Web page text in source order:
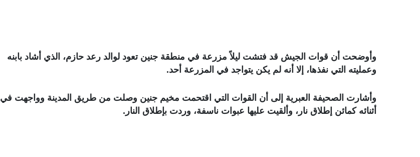
وأوضحت أن قوات الجيش قد فتشت ليلاً مزرعة في منطقة جنين تعود لوالد رعد حازم، الذي أشاد بابنه
وعمليته التي نفذها، إلا أنه لم يكن يتواجد في المزرعة أحد.
وأشارت الصحيفة العبرية إلى أن القوات التي اقتحمت مخيم جنين وصلت من طريق المدينة وواجهت في
أثنائه كمائن إطلاق نار، وألقيت عليها عبوات ناسفة، وردت بإطلاق النار.